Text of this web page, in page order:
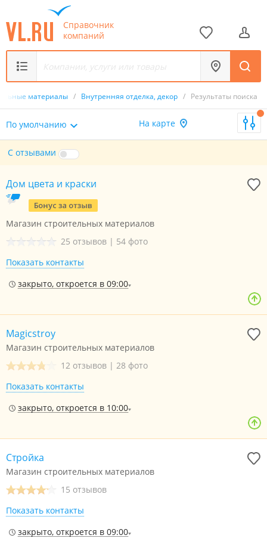
Справочник
компаний
материалы / Внутренняя отделка, декор / Результаты поиска
По умолчанию На карте
С отзывами
Дом цвета и краски
Магазин строительных материалов
25 отзывов | 54 фото
Показать контакты
закрыто, откроется в 09:00
Magicstroy
Магазин строительных материалов
12 отзывов | 28 фото
Показать контакты
закрыто, откроется в 10:00
Стройка
Магазин строительных материалов
15 отзывов
Показать контакты
закрыто, откроется в 09:00